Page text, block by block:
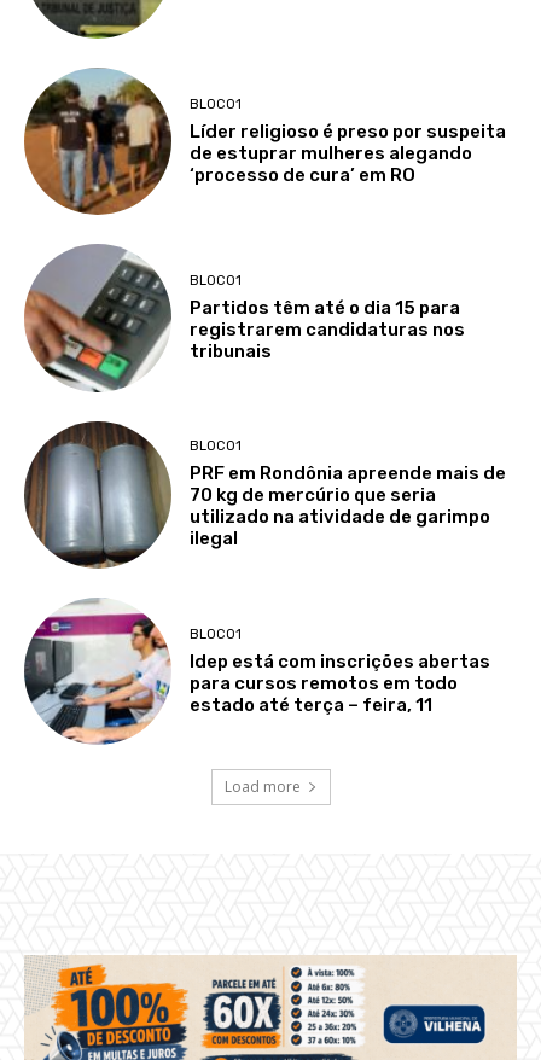
BLOCO1
Líder religioso é preso por suspeita
de estuprar mulheres alegando
‘processo de cura’ em RO
BLOCO1
Partidos têm até o dia 15 para
registrarem candidaturas nos
tribunais
BLOCO1
PRF em Rondônia apreende mais de
70 kg de mercúrio que seria
utilizado na atividade de garimpo
ilegal
BLOCO1
Idep está com inscrições abertas
para cursos remotos em todo
estado até terça – feira, 11
Load more